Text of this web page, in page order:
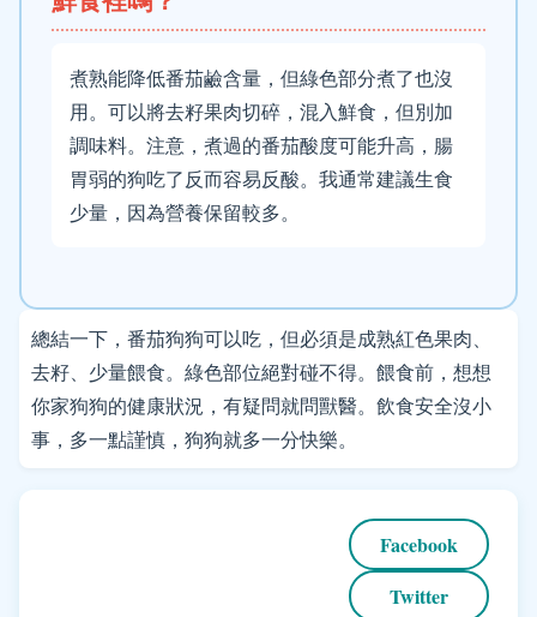
煮熟能降低番茄鹼含量，但綠色部分煮了也沒
用。可以將去籽果肉切碎，混入鮮食，但別加
調味料。注意，煮過的番茄酸度可能升高，腸
胃弱的狗吃了反而容易反酸。我通常建議生食
少量，因為營養保留較多。
總結一下，番茄狗狗可以吃，但必須是成熟紅色果肉、
去籽、少量餵食。綠色部位絕對碰不得。餵食前，想想
你家狗狗的健康狀況，有疑問就問獸醫。飲食安全沒小
事，多一點謹慎，狗狗就多一分快樂。
Facebook
Twitter